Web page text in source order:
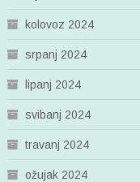
kolovoz 2024
srpanj 2024
lipanj 2024
svibanj 2024
travanj 2024
ožujak 2024